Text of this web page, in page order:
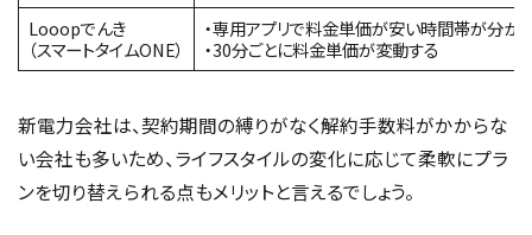
Looopでんき
（スマートタイムONE）
・専用アプリで料金単価が安い時間帯が分か
・30分ごとに料金単価が変動する
新電力会社は、契約期間の縛りがなく解約手数料がかからな
い会社も多いため、ライフスタイルの変化に応じて柔軟にプラ
ンを切り替えられる点もメリットと言えるでしょう。